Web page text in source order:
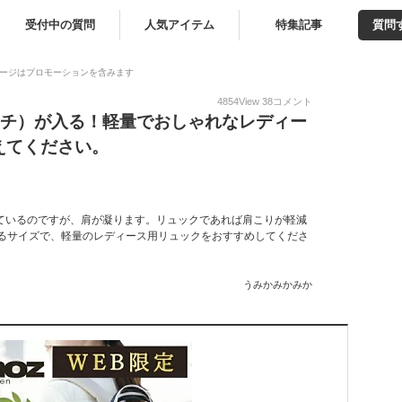
受付中の質問 人気アイテム 特集記事 質問
ジはプロモーションを含みます
4854View 38コメント
）が入る！軽量でおしゃれなレディー
ください。
るのですが、肩が凝ります。リュックであれば肩こりが軽減
イズで、軽量のレディース用リュックをおすすめしてくださ
うみかみかみか